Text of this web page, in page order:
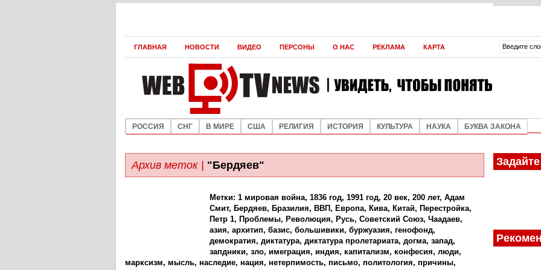
ЮРИЙ ШУШКЕВИЧ
О
ЮРИЙ ШУШКЕВИЧ
В
ЮРИЙ ШУШКЕВИЧ
ЮРИЙ ШУШКЕВИЧ
ЮРИЙ ШУШКЕВИЧ
ЮРИЙ ШУШКЕВИЧ
ЮРИЙ ШУШКЕВИЧ
АНДРЕЙ МАРЧУКОВ
ОРДЕН
МЯТЕЖ
ВЛАДИМИР ЯКУНИН
НОВЫЕ
НАТАЛИЯ
ЮРИЙ ШУШКЕВИЧ
РОССИИ
ЮРИЙ ШУШКЕВИЧ
АНДРЕЙ МАРЧУКОВ
КАК
АЛЕКСЕЙ КИВА
АЛЕКСЕЙ КИВА
СТРАНЕ
АЛЕКСЕЙ КИВА
В ЧЁМ
ЛЕВ
АЛЕКСЕЙ КИВА
ДЭН
АЛЕКСЕЙ КИВА
ПЛОХОЕ
ГЛАВНАЯ НОВОСТИ ВИДЕО ПЕРСОНЫ О НАС РЕКЛАМА КАРТА
РОССИЯ СНГ В МИРЕ США РЕЛИГИЯ ИСТОРИЯ КУЛЬТУРА НАУКА БУКВА ЗАКОНА
Архив меток | "Бердяев"
Метки: 1 мировая война, 1836 год, 1991 год, 20 век, 200 лет, Адам
Смит, Бердяев, Бразилия, ВВП, Европа, Кива, Китай, Перестройка,
Петр 1, Проблемы, Революция, Русь, Советский Союз, Чаадаев,
азия, архитип, базис, большивики, буржуазия, генофонд,
демократия, диктатура, диктатура пролетариата, догма, запад,
запдники, зло, имеграция, индия, капитализм, конфесия, люди,
марксизм, мысль, наследие, нация, нетерпимость, письмо, политология, причины,